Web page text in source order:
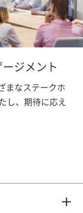
ジメント
まなステークホ
し、期待に応え